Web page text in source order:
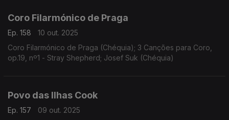
Coro Filarmónico de Praga
Ep. 158
10 out. 2025
Coro Filarmónico de Praga (Chéquia); 3 Canções para Coro,
op.19, nº1 - Stray Shepherd; Josef Suk (Chéquia)
Povo das Ilhas Cook
Ep. 157
09 out. 2025